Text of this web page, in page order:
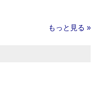
もっと見る »